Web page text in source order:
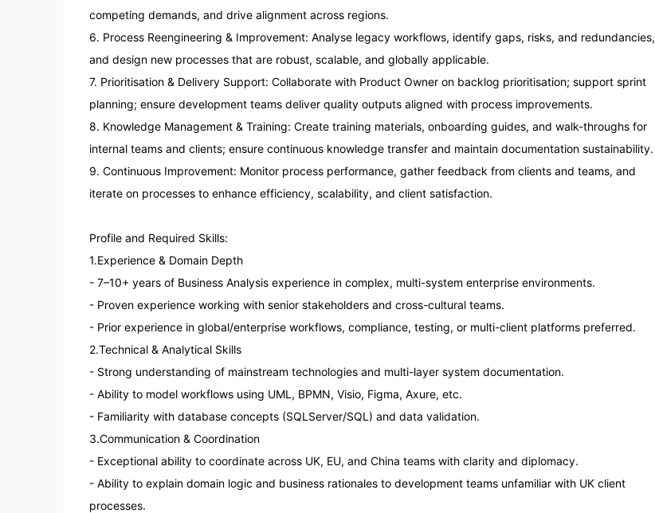
competing demands, and drive alignment across regions.
6. Process Reengineering & Improvement: Analyse legacy workflows, identify gaps, risks, and redundancies,
and design new processes that are robust, scalable, and globally applicable.
7. Prioritisation & Delivery Support: Collaborate with Product Owner on backlog prioritisation; support sprint
planning; ensure development teams deliver quality outputs aligned with process improvements.
8. Knowledge Management & Training: Create training materials, onboarding guides, and walk-throughs for
internal teams and clients; ensure continuous knowledge transfer and maintain documentation sustainability.
9. Continuous Improvement: Monitor process performance, gather feedback from clients and teams, and
iterate on processes to enhance efficiency, scalability, and client satisfaction.
Profile and Required Skills:
1.Experience & Domain Depth
- 7–10+ years of Business Analysis experience in complex, multi-system enterprise environments.
- Proven experience working with senior stakeholders and cross-cultural teams.
- Prior experience in global/enterprise workflows, compliance, testing, or multi-client platforms preferred.
2.Technical & Analytical Skills
- Strong understanding of mainstream technologies and multi-layer system documentation.
- Ability to model workflows using UML, BPMN, Visio, Figma, Axure, etc.
- Familiarity with database concepts (SQLServer/SQL) and data validation.
3.Communication & Coordination
- Exceptional ability to coordinate across UK, EU, and China teams with clarity and diplomacy.
- Ability to explain domain logic and business rationales to development teams unfamiliar with UK client
processes.